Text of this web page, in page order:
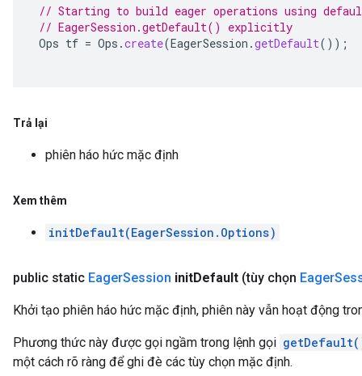
// Starting to build eager operations using
// EagerSession.getDefault() explicitly
Ops tf = Ops .create(EagerSession .getDefault());
Trả lại
phiên háo hức mặc định
Xem thêm
initDefault(EagerSession.Options)
public static EagerSession initDefault (tùy chọn Eager
Khởi tạo phiên háo hức mặc định, phiên này vẫn hoạt động
Phương thức này được gọi ngầm trong lệnh gọi
một cách rõ ràng để ghi đè các tùy chọn mặc định.